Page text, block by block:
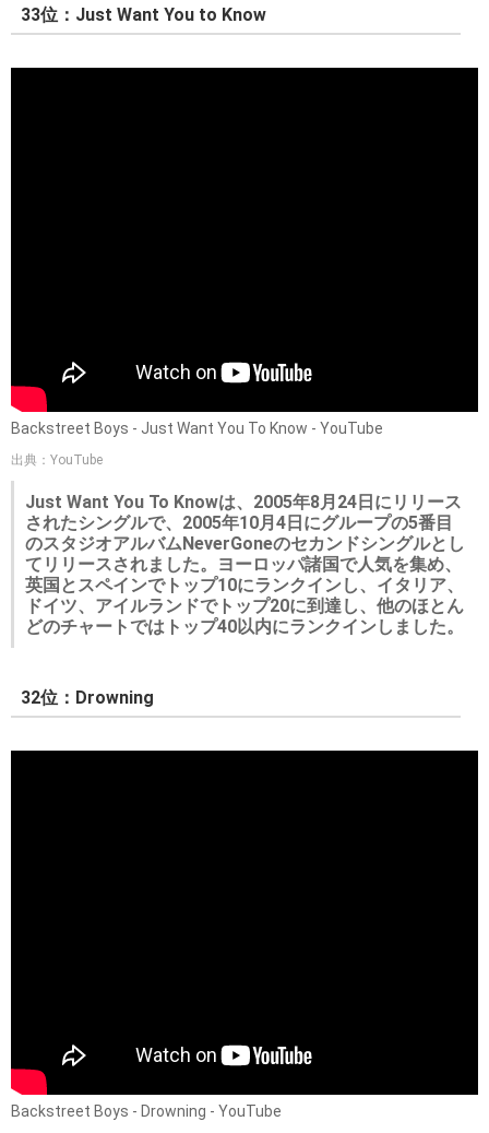
33位：Just Want You to Know
Backstreet Boys - Just Want You To Know - YouTube
出典：YouTube
Just Want You To Knowは、2005年8月24日にリリース
されたシングルで、2005年10月4日にグループの5番目
のスタジオアルバムNeverGoneのセカンドシングルとし
てリリースされました。ヨーロッパ諸国で人気を集め、
英国とスペインでトップ10にランクインし、イタリア、
ドイツ、アイルランドでトップ20に到達し、他のほとん
どのチャートではトップ40以内にランクインしました。
32位：Drowning
Backstreet Boys - Drowning - YouTube